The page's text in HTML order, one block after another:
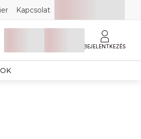
Kapcsolat
BEJELENTKEZÉS